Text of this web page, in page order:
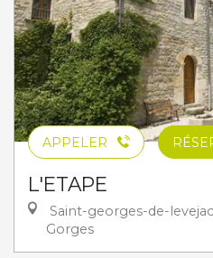
APPELER
L'ETAPE
Saint-georges-de-
Gorges